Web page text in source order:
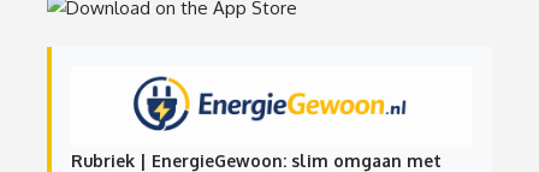
Rubriek | EnergieGewoon: slim omgaan met